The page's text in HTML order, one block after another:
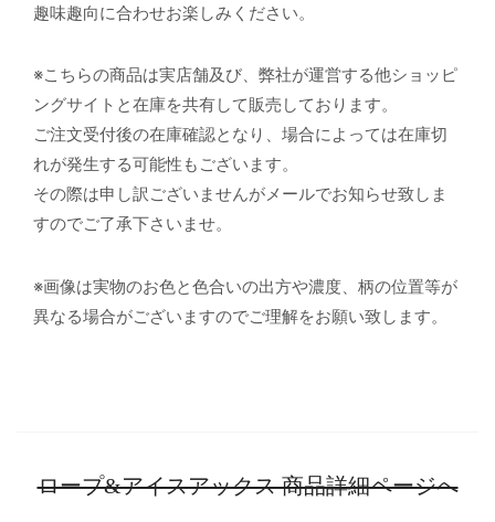
趣味趣向に合わせお楽しみください。
※こちらの商品は実店舗及び、弊社が運営する他ショッピ
ングサイトと在庫を共有して販売しております。
ご注文受付後の在庫確認となり、場合によっては在庫切
れが発生する可能性もございます。
その際は申し訳ございませんがメールでお知らせ致しま
すのでご了承下さいませ。
※画像は実物のお色と色合いの出方や濃度、柄の位置等が
異なる場合がございますのでご理解をお願い致します。
ロープ&アイスアックス 商品詳細ページへ